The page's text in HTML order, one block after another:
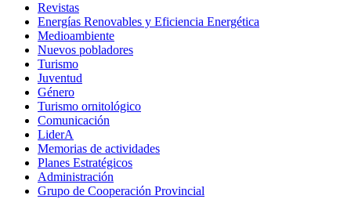
Revistas
Energías Renovables y Eficiencia Energética
Medioambiente
Nuevos pobladores
Turismo
Juventud
Género
Turismo ornitológico
Comunicación
LiderA
Memorias de actividades
Planes Estratégicos
Administración
Grupo de Cooperación Provincial